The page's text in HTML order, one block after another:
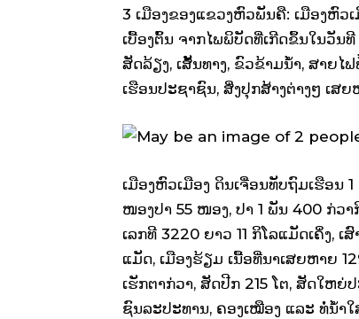
3 ເມືອງຂອງແຂວງຫົວພັນຄື: ເມືອງຫົວ
ເບື້ອງຕົ້ນ ຈາກໄພພິບັດທີ່ເກີດຂຶ້ນໃນວັນ
ສັດລ້ຽງ, ເສັ້ນທາງ, ຂົວຂ້າມນໍ້າ, ສາຍ
ເຮືອນປະຊາຊົນ, ສິ່ງປຸກສ້າງຕ່າງໆ ເສ
ເມືອງຫົວເມືອງ ດິນເຈື່ອນທັບຖົມເຮືອນ
ໜອງປາ 55 ໜອງ, ປາ 1 ພັນ 400 ກ່ວາ
ເລກທີ 3220 ຍາວ 11 ກິໂລແມັດເຄິ່ງ,
ແມັດ, ເມືອງຮ້ຽມ ເນື້ອທີ່ນາເສຍຫາຍ
ເຮັກຕາກ່ວາ, ສັດປີກ 215 ໂຕ, ສັດໃຫ
ຊົນລະປະທານ, ຄອງເໝືອງ ແລະ ທໍ່ນໍ້າ